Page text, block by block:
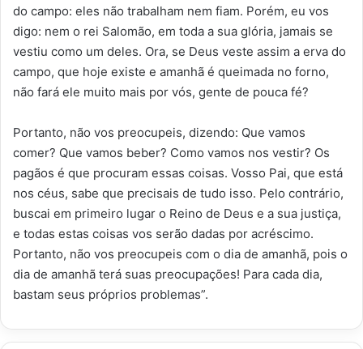
do campo: eles não trabalham nem fiam. Porém, eu vos
digo: nem o rei Salomão, em toda a sua glória, jamais se
vestiu como um deles. Ora, se Deus veste assim a erva do
campo, que hoje existe e amanhã é queimada no forno,
não fará ele muito mais por vós, gente de pouca fé?
Portanto, não vos preocupeis, dizendo: Que vamos
comer? Que vamos beber? Como vamos nos vestir? Os
pagãos é que procuram essas coisas. Vosso Pai, que está
nos céus, sabe que precisais de tudo isso. Pelo contrário,
buscai em primeiro lugar o Reino de Deus e a sua justiça,
e todas estas coisas vos serão dadas por acréscimo.
Portanto, não vos preocupeis com o dia de amanhã, pois o
dia de amanhã terá suas preocupações! Para cada dia,
bastam seus próprios problemas”.